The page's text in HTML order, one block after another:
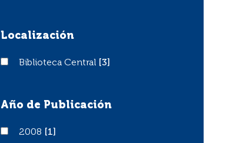
Localización
Biblioteca Central
Biblioteca Central [3]
Año de Publicación
20082008
[1]